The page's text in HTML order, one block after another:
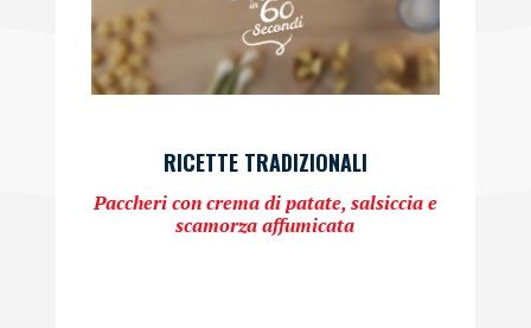
RICETTE TRADIZIONALI
Paccheri con crema di patate, salsiccia e
scamorza affumicata